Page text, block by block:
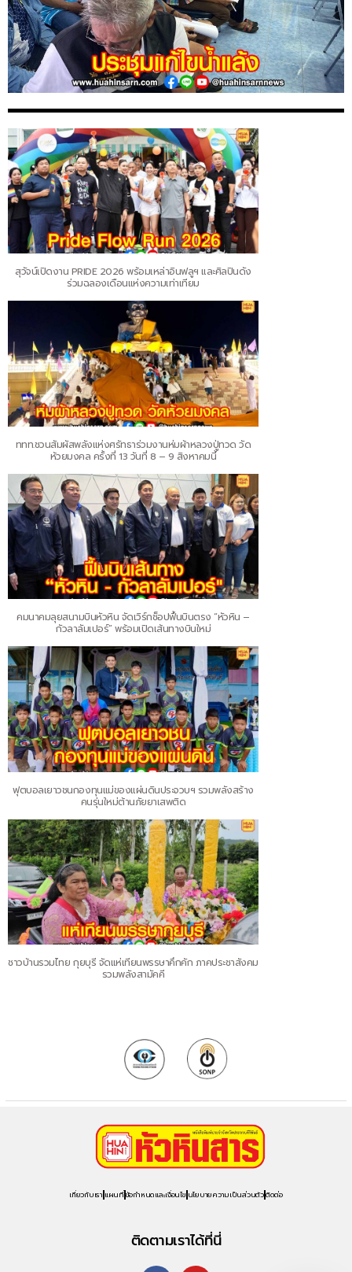
สุวัจน์เปิดงาน PRIDE 2026 พร้อมเหล่าอินฟลูฯ และศิลปินดัง
ร่วมฉลองเดือนแห่งความเท่าเทียม
ททท.ชวนสัมผัสพลังแห่งศรัทธาร่วมงานห่มผ้าหลวงปู่ทวด วัด
ห้วยมงคล ครั้งที่ 13 วันที่ 8 – 9 สิงหาคมนี้
คมนาคมลุยสนามบินหัวหิน จัดเวิร์กช็อปฟื้นบินตรง “หัวหิน –
กัวลาลัมเปอร์” พร้อมเปิดเส้นทางบินใหม่
ฟุตบอลเยาวชนกองทุนแม่ของแผ่นดินประจวบฯ รวมพลังสร้าง
คนรุ่นใหม่ต้านภัยยาเสพติด
ชาวบ้านรวมไทย กุยบุรี จัดแห่เทียนพรรษาคึกคัก ภาคประชาสังคม
รวมพลังสามัคคี
เกี่ยวกับเรา แผนที่ ข้อกำหนดและเงื่อนไข นโยบายความเป็นส่วนตัวติดต่อ
ติดตามเราได้ที่นี่